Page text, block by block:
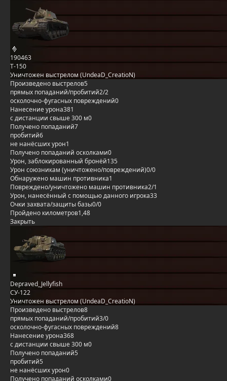
190463
Т-150
Уничтожен выстрелом (UndeaD_CreatioN)
Произведено выстрелов5
прямых попаданий/пробитий2/2
осколочно-фугасных повреждений0
Нанесение урона381
с дистанции свыше 300 м0
Получено попаданий7
пробитий6
не нанёсших урон1
Получено попаданий осколками0
Урон, заблокированный бронёй135
Урон союзникам (уничтожено/повреждений)0/0
Обнаружено машин противника1
Повреждено/уничтожено машин противника2/1
Урон, нанесённый с помощью данного игрока33
Очки захвата/защиты базы0/0
Пройдено километров1,48
Закрыть
Depraved_Jellyfish
СУ-122
Уничтожен выстрелом (UndeaD_CreatioN)
Произведено выстрелов8
прямых попаданий/пробитий3/0
осколочно-фугасных повреждений8
Нанесение урона368
с дистанции свыше 300 м0
Получено попаданий5
пробитий5
не нанёсших урон0
Получено попаданий осколками0